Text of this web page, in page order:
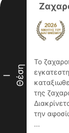
I Θέση
Το
της
την
...